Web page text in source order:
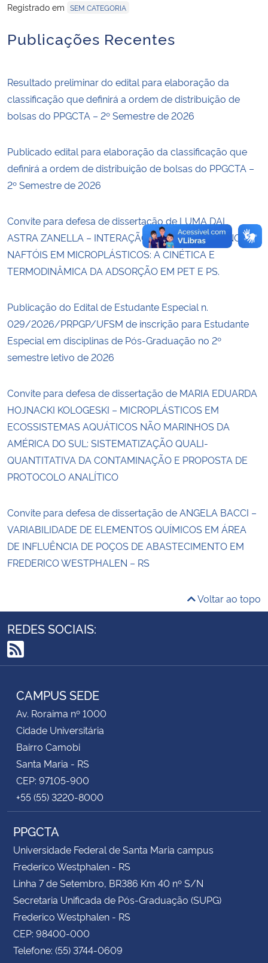
Advocacia-Geral da União
Banco Central do Brasil
Planalto
Registrado em SEM CATEGORIA
Publicações Recentes
Resultado preliminar do edital para elaboração da
classificação que definirá a ordem de distribuição de
bolsas do PPGCTA – 2º Semestre de 2026
Publicado edital para elaboração da classificação que
definirá a ordem de distribuição de bolsas do PPGCTA –
2º Semestre de 2026
Convite para defesa de dissertação de LUMA DAL
ASTRA ZANELLA – INTERAÇÃO ENTRE NAFTALENO E
NAFTÓIS EM MICROPLÁSTICOS: A CINÉTICA E
TERMODINÂMICA DA ADSORÇÃO EM PET E PS.
Publicação do Edital de Estudante Especial n.
029/2026/PRPGP/UFSM de inscrição para Estudante
Especial em disciplinas de Pós-Graduação no 2º
semestre letivo de 2026
Convite para defesa de dissertação de MARIA EDUARDA
HOJNACKI KOLOGESKI – MICROPLÁSTICOS EM
ECOSSISTEMAS AQUÁTICOS NÃO MARINHOS DA
AMÉRICA DO SUL: SISTEMATIZAÇÃO QUALI-
QUANTITATIVA DA CONTAMINAÇÃO E PROPOSTA DE
PROTOCOLO ANALÍTICO
Convite para defesa de dissertação de ANGELA BACCI –
VARIABILIDADE DE ELEMENTOS QUÍMICOS EM ÁREA
DE INFLUÊNCIA DE POÇOS DE ABASTECIMENTO EM
FREDERICO WESTPHALEN – RS
Voltar ao topo
REDES SOCIAIS:
RSS
CAMPUS SEDE
Av. Roraima nº 1000
Cidade Universitária
Bairro Camobi
Santa Maria - RS
CEP: 97105-900
+55 (55) 3220-8000
PPGCTA
Universidade Federal de Santa Maria campus
Frederico Westphalen - RS
Linha 7 de Setembro, BR386 Km 40 nº S/N
Secretaria Unificada de Pós-Graduação (SUPG)
Frederico Westphalen - RS
CEP: 98400-000
Telefone: (55) 3744-0609